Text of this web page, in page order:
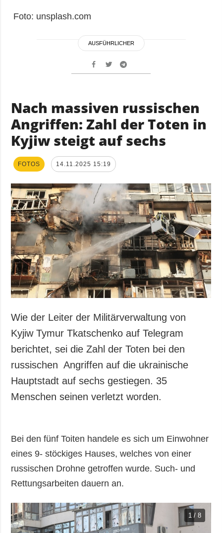
Foto: unsplash.com
AUSFÜHRLICHER
Nach massiven russischen
Angriffen: Zahl der Toten in
Kyjiw steigt auf sechs
FOTOS 14.11.2025 15:19
Wie der Leiter der Militärverwaltung von
Kyjiw Tymur Tkatschenko auf Telegram
berichtet, sei die Zahl der Toten bei den
russischen Angriffen auf die ukrainische
Hauptstadt auf sechs gestiegen. 35
Menschen seinen verletzt worden.
Bei den fünf Toiten handele es sich um Einwohner
eines 9- stöckiges Hauses, welches von einer
russischen Drohne getroffen wurde. Such- und
Rettungsarbeiten dauern an.
1 / 8